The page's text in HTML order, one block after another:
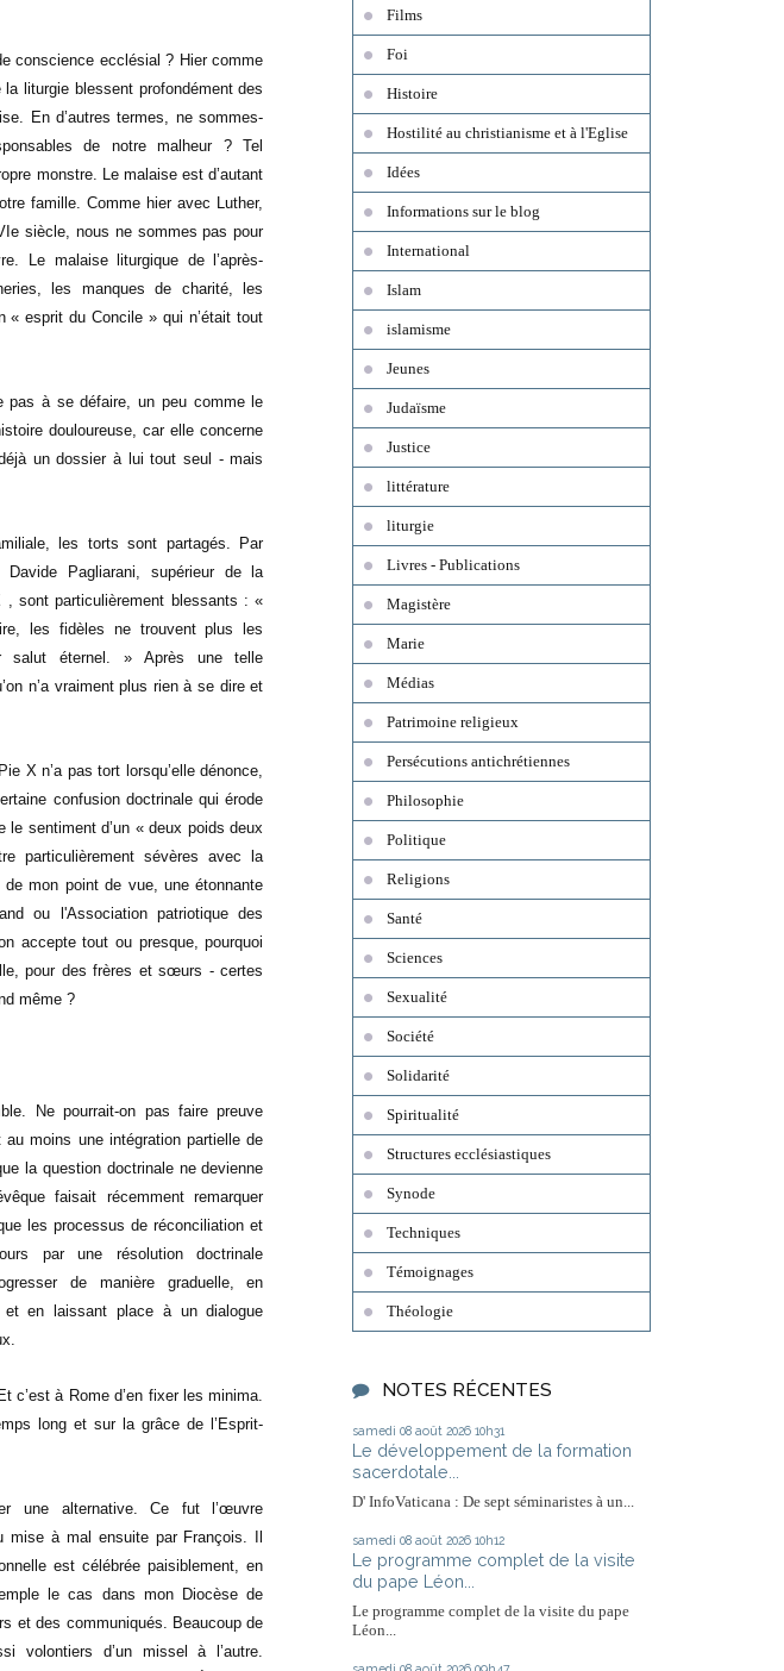
conscience ecclésial ? Hier comme
liturgie blessent profondément des
En d’autres termes, ne sommes-
de notre malheur ? Tel
monstre. Le malaise est d’autant
famille. Comme hier avec Luther,
siècle, nous ne sommes pas pour
Le malaise liturgique de l’après-
les manques de charité, les
« esprit du Concile » qui n’était tout
pas à se défaire, un peu comme le
douloureuse, car elle concerne
un dossier à lui tout seul - mais
les torts sont partagés. Par
Pagliarani, supérieur de la
sont particulièrement blessants : «
les fidèles ne trouvent plus les
salut éternel. » Après une telle
n’a vraiment plus rien à se dire et
X n’a pas tort lorsqu’elle dénonce,
confusion doctrinale qui érode
sentiment d’un « deux poids deux
particulièrement sévères avec la
de mon point de vue, une étonnante
ou l'Association patriotique des
accepte tout ou presque, pourquoi
pour des frères et sœurs - certes
même ?
Ne pourrait-on pas faire preuve
au moins une intégration partielle de
la question doctrinale ne devienne
faisait récemment remarquer
les processus de réconciliation et
par une résolution doctrinale
de manière graduelle, en
et en laissant place à un dialogue
c’est à Rome d’en fixer les minima.
long et sur la grâce de l’Esprit-
une alternative. Ce fut l’œuvre
à mal ensuite par François. Il
est célébrée paisiblement, en
le cas dans mon Diocèse de
et des communiqués. Beaucoup de
volontiers d’un missel à l’autre.
Films
Foi
Histoire
Hostilité au christianisme et à l'Eglise
Idées
Informations sur le blog
International
Islam
islamisme
Jeunes
Judaïsme
Justice
littérature
liturgie
Livres - Publications
Magistère
Marie
Médias
Patrimoine religieux
Persécutions antichrétiennes
Philosophie
Politique
Religions
Santé
Sciences
Sexualité
Société
Solidarité
Spiritualité
Structures ecclésiastiques
Synode
Techniques
Témoignages
Théologie
NOTES RÉCENTES
samedi 08 août 2026 10h31
Le développement de la formation
sacerdotale...
D' InfoVaticana : De sept séminaristes à un...
samedi 08 août 2026 10h12
Le programme complet de la visite
du pape Léon...
Le programme complet de la visite du pape
Léon...